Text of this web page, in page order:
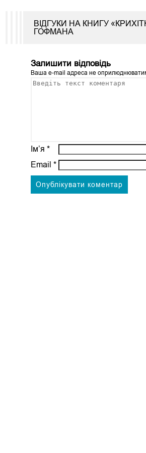
ВІДГУКИ НА КНИГУ
ГОФМАНА
Залишити відповідь
Ваша e-mail адреса не
Ім’я*
Email*